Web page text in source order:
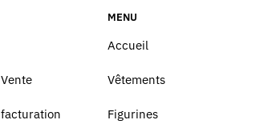
MENU
Accueil
Vêtements
Figurines